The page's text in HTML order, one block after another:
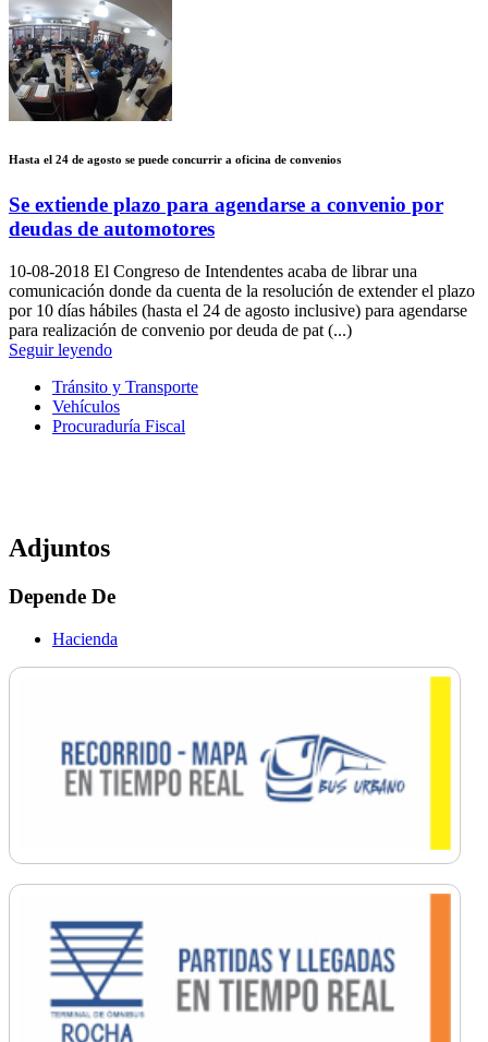
Hasta el 24 de agosto se puede concurrir a oficina de convenios
Se extiende plazo para agendarse a convenio por
deudas de automotores
10-08-2018 El Congreso de Intendentes acaba de librar una
comunicación donde da cuenta de la resolución de extender el plazo
por 10 días hábiles (hasta el 24 de agosto inclusive) para agendarse
para realización de convenio por deuda de pat (...)
Seguir leyendo
Tránsito y Transporte
Vehículos
Procuraduría Fiscal
Adjuntos
Depende De
Hacienda